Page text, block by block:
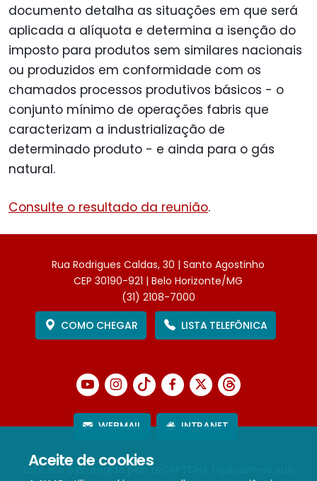
Aceite de cookies
documento detalha as situações em que será
aplicada a alíquota e determina a isenção do
imposto para produtos sem similares nacionais
ou produzidos em conformidade com os
chamados processos produtivos básicos - o
conjunto mínimo de operações fabris que
caracterizam a industrialização de
determinado produto - e ainda para o gás
natural.
Consulte o resultado da reunião.
Rua Rodrigues Caldas, 30 | Santo Agostinho
CEP 30190-921 | Belo Horizonte/MG
(31) 2108-7000
COMO CHEGAR
LISTA TELEFÔNICA
WEBMAIL INTRANET
Este site é protegido pelo reCAPTCHA (aplicam-se sua